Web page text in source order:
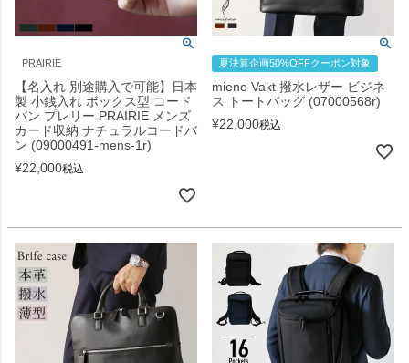
PRAIRIE
【名入れ 別途購入で可能】日本
製 小銭入れ ボックス型 コード
バン プレリー PRAIRIE メンズ
カード収納 ナチュラルコードバ
ン (09000491-mens-1r)
¥22,000税込
夏決算企画50%OFFクーポン対象
mieno Vakt 撥水レザー ビジネ
ス トートバッグ (07000568r)
¥22,000税込